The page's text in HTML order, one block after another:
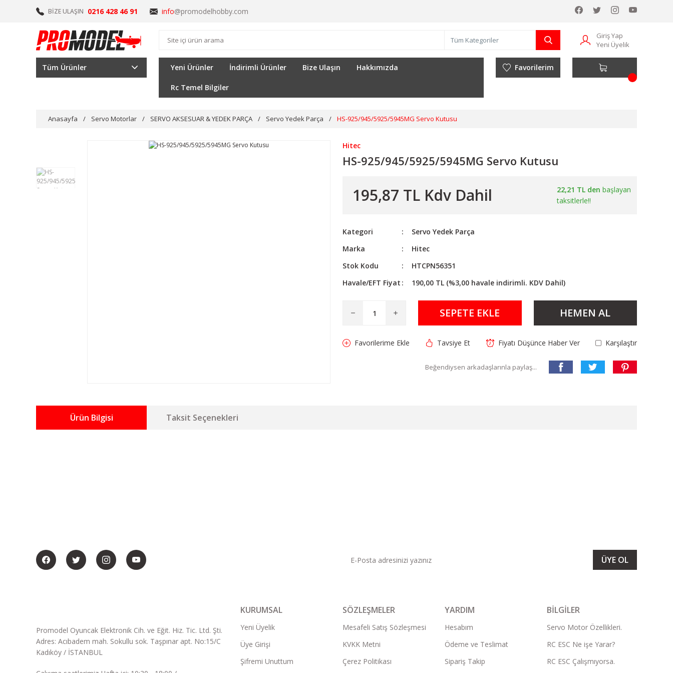
BİZE ULAŞIN 0216 428 46 91 info@promodelhobby.com
Giriş Yap
Yeni Üyelik
Tüm Ürünler Yeni Ürünler İndirimli Ürünler Bize Ulaşın Hakkımızda
Rc Temel Bilgiler
Favorilerim
Anasayfa Servo Motorlar SERVO AKSESUAR & YEDEK PARÇA Servo Yedek Parça HS-925/945/5925/5945MG Servo Kutusu
Hitec
HS-925/945/5925/5945MG Servo Kutusu
195,87 TL Kdv Dahil 22,21 TL den başlayan
taksitlerle!!
Kategori
Servo Yedek Parça
Marka
Hitec
Stok Kodu
HTCPN56351
Havale/EFT Fiyat
190,00 TL (%3,00 havale indirimli. KDV Dahil)
SEPETE EKLE HEMEN AL
Tavsiye Et Fiyatı Düşünce Haber Ver Karşılaştır
Beğendiysen arkadaşlarınla paylaş...
Ürün Bilgisi Taksit Seçenekleri
ÜYE OL
Promodel Oyuncak Elektronik Cih. ve Eğit. Hiz. Tic. Ltd. Şti.
Adres: Acıbadem mah. Sokullu sok. Taşpınar apt. No:15/C
Kadıköy / İSTANBUL
KURUMSAL
Yeni Üyelik
Üye Girişi
Şifremi Unuttum
SÖZLEŞMELER
Mesafeli Satış Sözleşmesi
KVKK Metni
Çerez Politikası
YARDIM
Hesabım
Ödeme ve Teslimat
Sipariş Takip
BİLGİLER
Servo Motor Özellikleri.
RC ESC Ne işe Yarar?
RC ESC Çalışmıyorsa.